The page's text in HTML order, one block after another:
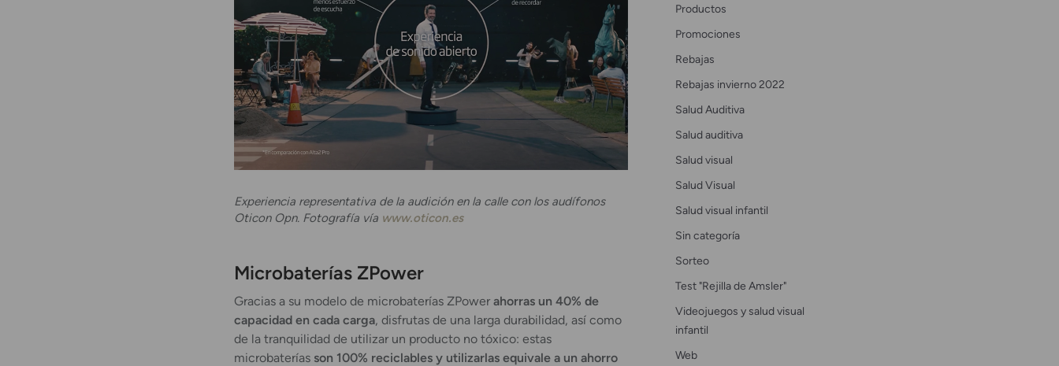
Experiencia representativa de la audición en la calle con los audífonos
Oticon Opn. Fotografía vía www.oticon.es
Microbaterías ZPower
Gracias a su modelo de microbaterías ZPower ahorras un 40% de
capacidad en cada carga, disfrutas de una larga durabilidad, así como
de la tranquilidad de utilizar un producto no tóxico: estas
microbaterías son 100% reciclables y utilizarlas equivale a un ahorro
Productos
Promociones
Rebajas
Rebajas invierno 2022
Salud Auditiva
Salud auditiva
Salud visual
Salud Visual
Salud visual infantil
Sin categoría
Sorteo
Test "Rejilla de Amsler"
Videojuegos y salud visual
infantil
Web